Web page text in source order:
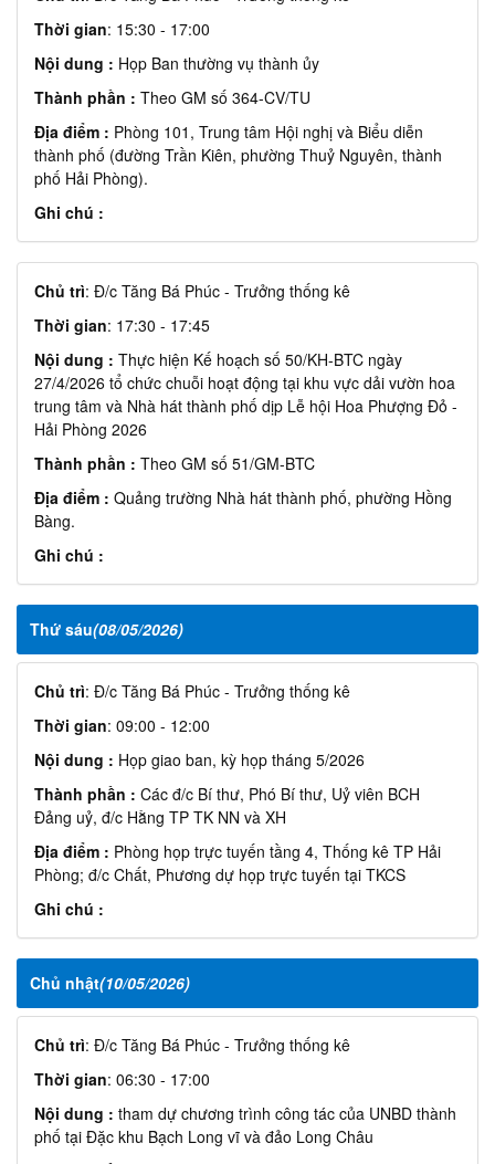
Thời gian: 15:30 - 17:00
Nội dung : Họp Ban thường vụ thành ủy
Thành phần : Theo GM số 364-CV/TU
Địa điểm : Phòng 101, Trung tâm Hội nghị và Biểu diễn
thành phố (đường Trần Kiên, phường Thuỷ Nguyên, thành
phố Hải Phòng).
Ghi chú :
Chủ trì: Đ/c Tăng Bá Phúc - Trưởng thống kê
Thời gian: 17:30 - 17:45
Nội dung : Thực hiện Kế hoạch số 50/KH-BTC ngày
27/4/2026 tổ chức chuỗi hoạt động tại khu vực dải vườn hoa
trung tâm và Nhà hát thành phố dịp Lễ hội Hoa Phượng Đỏ -
Hải Phòng 2026
Thành phần : Theo GM số 51/GM-BTC
Địa điểm : Quảng trường Nhà hát thành phố, phường Hồng
Bàng.
Ghi chú :
Thứ sáu(08/05/2026)
Chủ trì: Đ/c Tăng Bá Phúc - Trưởng thống kê
Thời gian: 09:00 - 12:00
Nội dung : Họp giao ban, kỳ họp tháng 5/2026
Thành phần : Các đ/c Bí thư, Phó Bí thư, Uỷ viên BCH
Đảng uỷ, đ/c Hằng TP TK NN và XH
Địa điểm : Phòng họp trực tuyến tầng 4, Thống kê TP Hải
Phòng; đ/c Chất, Phương dự họp trực tuyến tại TKCS
Ghi chú :
Chủ nhật(10/05/2026)
Chủ trì: Đ/c Tăng Bá Phúc - Trưởng thống kê
Thời gian: 06:30 - 17:00
Nội dung : tham dự chương trình công tác của UNBD thành
phố tại Đặc khu Bạch Long vĩ và đảo Long Châu